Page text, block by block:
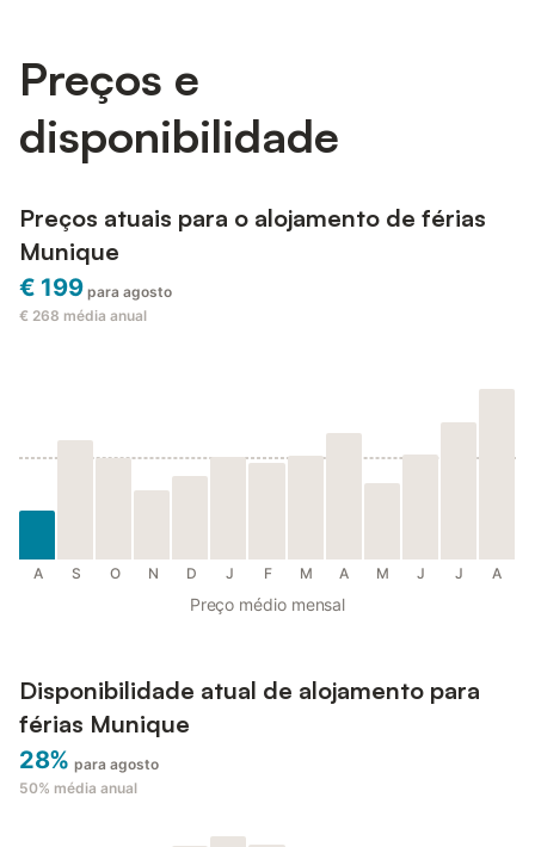
Preços e
disponibilidade
Preços atuais para o alojamento de férias
Munique
€ 199 para agosto
€ 268 média anual
A S O N D J F M A M J J A
Preço médio mensal
Disponibilidade atual de alojamento para
férias Munique
28% para agosto
50% média anual